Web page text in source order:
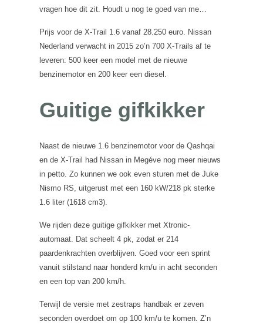
vragen hoe dit zit. Houdt u nog te goed van me…
Prijs voor de X-Trail 1.6 vanaf 28.250 euro. Nissan
Nederland verwacht in 2015 zo’n 700 X-Trails af te
leveren: 500 keer een model met de nieuwe
benzinemotor en 200 keer een diesel.
Guitige gifkikker
Naast de nieuwe 1.6 benzinemotor voor de Qashqai
en de X-Trail had Nissan in Megéve nog meer nieuws
in petto. Zo kunnen we ook even sturen met de Juke
Nismo RS, uitgerust met een 160 kW/218 pk sterke
1.6 liter (1618 cm3).
We rijden deze guitige gifkikker met Xtronic-
automaat. Dat scheelt 4 pk, zodat er 214
paardenkrachten overblijven. Goed voor een sprint
vanuit stilstand naar honderd km/u in acht seconden
en een top van 200 km/h.
Terwijl de versie met zestraps handbak er zeven
seconden overdoet om op 100 km/u te komen. Z’n